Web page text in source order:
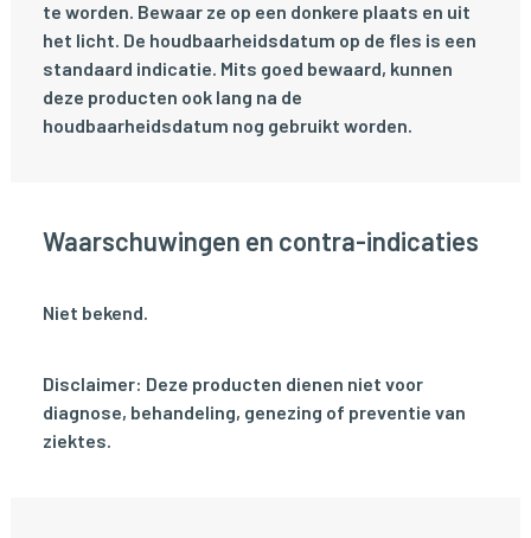
te worden. Bewaar ze op een donkere plaats en uit
het licht. De houdbaarheidsdatum op de fles is een
standaard indicatie. Mits goed bewaard, kunnen
deze producten ook lang na de
houdbaarheidsdatum nog gebruikt worden.
Waarschuwingen en contra-indicaties
Niet bekend.
Disclaimer: Deze producten dienen niet voor
diagnose, behandeling, genezing of preventie van
ziektes.